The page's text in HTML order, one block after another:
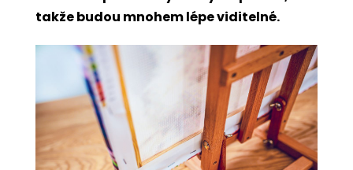
takže budou mnohem lépe viditelné.